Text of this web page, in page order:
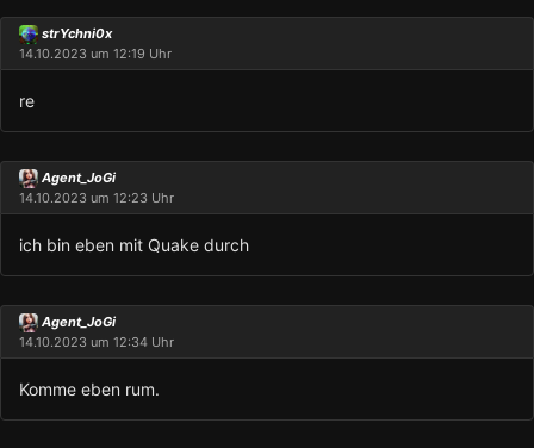
strYchni0x
14.10.2023 um 12:19 Uhr
re
Agent_JoGi
14.10.2023 um 12:23 Uhr
ich bin eben mit Quake durch
Agent_JoGi
14.10.2023 um 12:34 Uhr
Komme eben rum.